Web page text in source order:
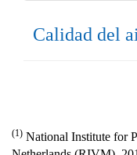
Calidad del
(1) National Institute for